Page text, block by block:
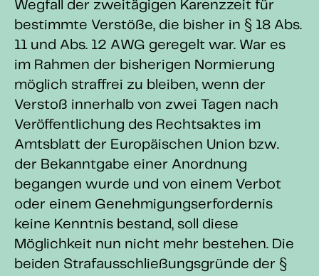
Wegfall der zweitägigen Karenzzeit für
bestimmte Verstöße, die bisher in § 18 Abs.
11 und Abs. 12 AWG geregelt war. War es
im Rahmen der bisherigen Normierung
möglich straffrei zu bleiben, wenn der
Verstoß innerhalb von zwei Tagen nach
Veröffentlichung des Rechtsaktes im
Amtsblatt der Europäischen Union bzw.
der Bekanntgabe einer Anordnung
begangen wurde und von einem Verbot
oder einem Genehmigungserfordernis
keine Kenntnis bestand, soll diese
Möglichkeit nun nicht mehr bestehen. Die
beiden Strafausschließungsgründe der §